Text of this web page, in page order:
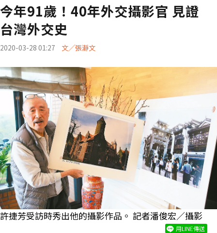
今年91歲！40年外交攝影官 見證
台灣外交史
2020-03-28 01:27 文╱張瀞文
許捷芳受訪時秀出他的攝影作品。 記者潘俊宏／攝影
用LINE傳送